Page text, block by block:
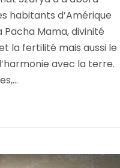
habitants d’Amérique
Mama, divinité
la fertilité mais aussi le
avec la terre.